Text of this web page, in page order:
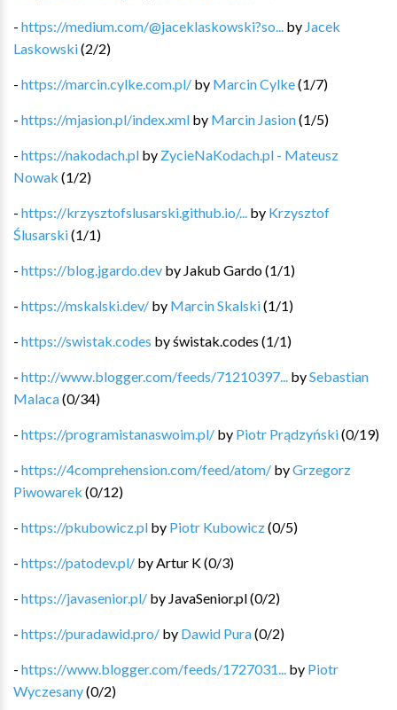
- https://medium.com/@jaceklaskowski?so... by Jacek
Laskowski(2/2)
- https://marcin.cylke.com.pl/ by Marcin Cylke(1/7)
- https://mjasion.pl/index.xml by Marcin Jasion(1/5)
- https://nakodach.pl by ZycieNaKodach.pl - Mateusz
Nowak (1/2)
- https://krzysztofslusarski.github.io/... by Krzysztof
Ślusarski(1/1)
- https://blog.jgardo.dev by Jakub Gardo(1/1)
- https://mskalski.dev/ by Marcin Skalski(1/1)
- https://swistak.codes byświstak.codes (1/1)
- http://www.blogger.com/feeds/71210397... bySebastian
Malaca(0/34)
- https://programistanaswoim.pl/ by Piotr Prądzyński(0/19)
- https://4comprehension.com/feed/atom/ byGrzegorz
Piwowarek (0/12)
- https://pkubowicz.pl by Piotr Kubowicz(0/5)
- https://patodev.pl/ by Artur K(0/3)
- https://javasenior.pl/ by JavaSenior.pl(0/2)
- https://puradawid.pro/ by Dawid Pura(0/2)
- https://www.blogger.com/feeds/1727031... by Piotr
Wyczesany(0/2)